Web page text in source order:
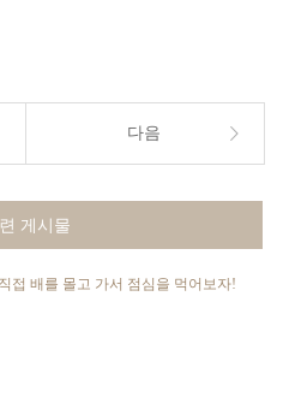
다음
게시물
접 배를 몰고 가서 점심을 먹어보자!